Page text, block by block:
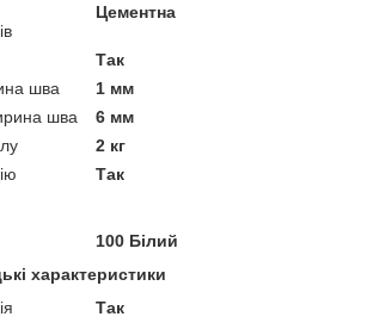
Цементна
Так
шва
1 мм
шва
6 мм
2 кг
Так
100 Білий
характеристики
Так